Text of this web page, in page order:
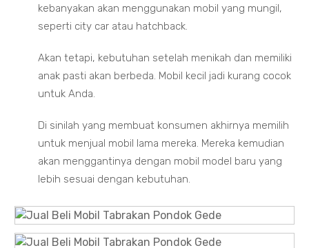
kebanyakan akan menggunakan mobil yang mungil,
seperti city car atau hatchback.
Akan tetapi, kebutuhan setelah menikah dan memiliki
anak pasti akan berbeda. Mobil kecil jadi kurang cocok
untuk Anda.
Di sinilah yang membuat konsumen akhirnya memilih
untuk menjual mobil lama mereka. Mereka kemudian
akan menggantinya dengan mobil model baru yang
lebih sesuai dengan kebutuhan.